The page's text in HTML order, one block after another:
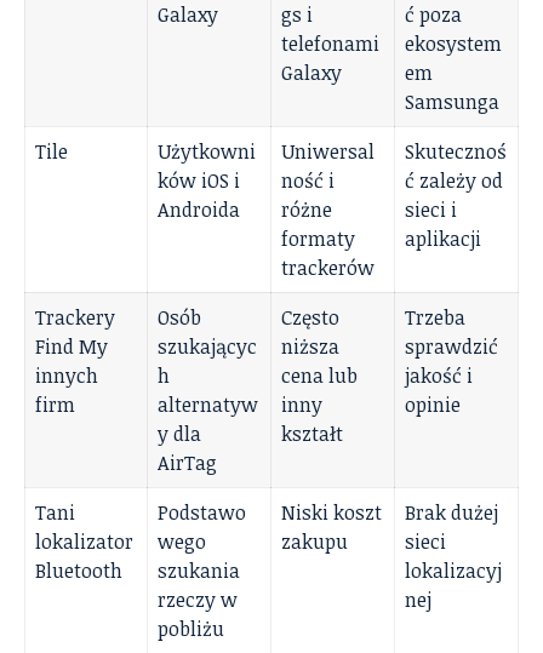
Galaxy
gs i
telefonami
Galaxy
ć poza
ekosystem
em
Samsunga
Tile
Użytkowni
ków iOS i
Androida
Uniwersal
ność i
różne
formaty
trackerów
Skutecznoś
ć zależy od
sieci i
aplikacji
Trackery
Find My
innych
firm
Osób
szukającyc
h
alternatyw
y dla
AirTag
Często
niższa
cena lub
inny
kształt
Trzeba
sprawdzić
jakość i
opinie
Tani
lokalizator
Bluetooth
Podstawo
wego
szukania
rzeczy w
pobliżu
Niski koszt
zakupu
Brak dużej
sieci
lokalizacyj
nej